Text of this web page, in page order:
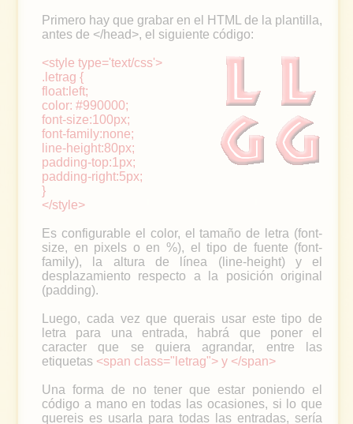
Primero hay que grabar en el HTML de la plantilla,
antes de </head>, el siguiente código:
<style type='text/css'>
.letrag {
float:left;
color: #990000;
font-size:100px;
font-family:none;
line-height:80px;
padding-top:1px;
padding-right:5px;
}
</style>
Es configurable el color, el tamaño de letra (font-
size, en pixels o en %), el tipo de fuente (font-
family), la altura de línea (line-height) y el
desplazamiento respecto a la posición original
(padding).
Luego, cada vez que querais usar este tipo de
letra para una entrada, habrá que poner el
caracter que se quiera agrandar, entre las
etiquetas <span class="letrag"> y </span>
Una forma de no tener que estar poniendo el
código a mano en todas las ocasiones, si lo que
quereis es usarla para todas las entradas, sería